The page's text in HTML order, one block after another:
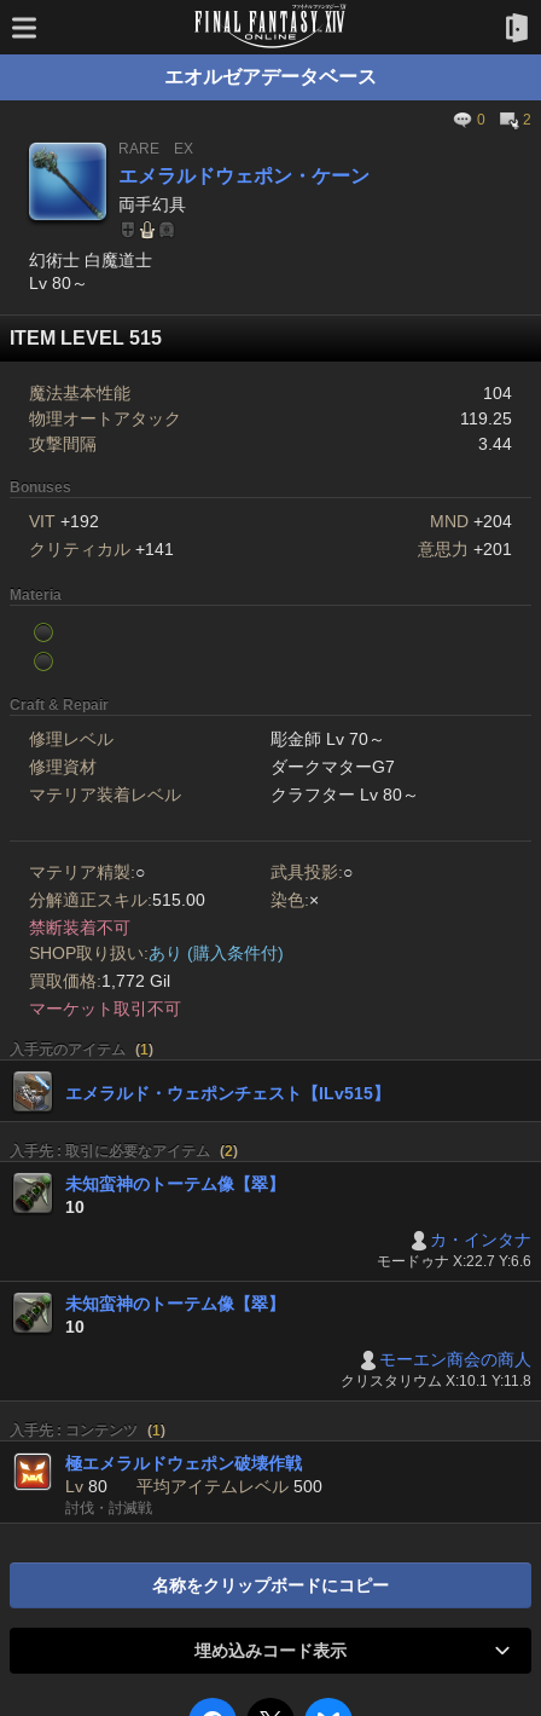
エオルゼアデータベース
0
2
RARE
EX
エメラルドウェポン・ケーン
両手幻具
幻術士 白魔道士
Lv 80～
ITEM LEVEL 515
魔法基本性能
104
物理オートアタック
119.25
攻撃間隔
3.44
Bonuses
VIT +192 MND +204
クリティカル +141 意思力 +201
Materia
Craft & Repair
修理レベル
彫金師 Lv 70～
修理資材
ダークマターG7
マテリア装着レベル
クラフター Lv 80～
マテリア精製:○ 武具投影:○
分解適正スキル:515.00 染色:×
禁断装着不可
SHOP取り扱い:あり (購入条件付)
買取価格:1,772 Gil
マーケット取引不可
入手元のアイテム (1)
エメラルド・ウェポンチェスト【ILv515】
入手先 : 取引に必要なアイテム (2)
未知蛮神のトーテム像【翠】
10
カ・インタナ
モードゥナ X:22.7 Y:6.6
未知蛮神のトーテム像【翠】
10
モーエン商会の商人
クリスタリウム X:10.1 Y:11.8
入手先 : コンテンツ (1)
極エメラルドウェポン破壊作戦
Lv 80 平均アイテムレベル 500
討伐・討滅戦
名称をクリップボードにコピー
埋め込みコード表示